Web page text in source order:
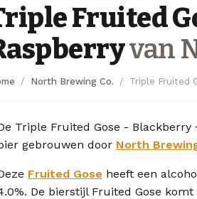
Fruited
van
North Brewing Co. Triple Fruited
Triple Fruited Gose - Blackberry
gebrouwen door North
Fruited Gose heeft een
De bierstijl Fruited Gose